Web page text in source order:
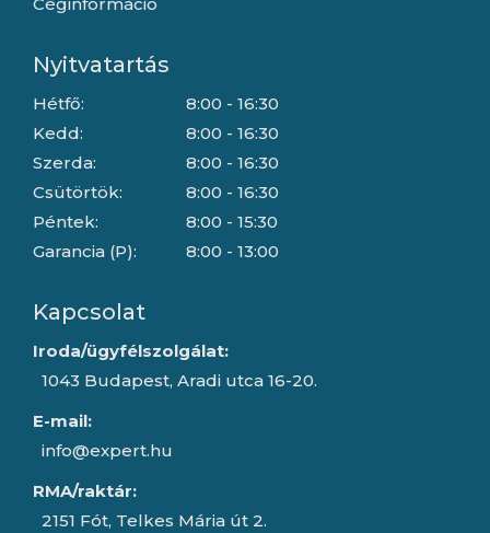
Céginformáció
Nyitvatartás
Hétfő:
Kedd:
Szerda:
Csütörtök:
Péntek:
Garancia (P):
8:00 - 16:30
8:00 - 16:30
8:00 - 16:30
8:00 - 16:30
8:00 - 15:30
8:00 - 13:00
Kapcsolat
Iroda/ügyfélszolgálat:
1043 Budapest, Aradi utca 16-20.
E-mail:
info@expert.hu
RMA/raktár:
2151 Fót, Telkes Mária út 2.